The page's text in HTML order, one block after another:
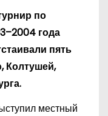
по
года
пять
Колтушей,
местный